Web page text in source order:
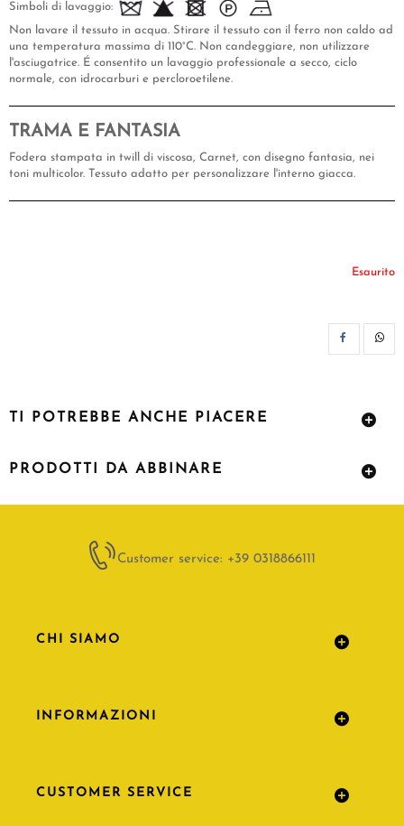
Simboli di lavaggio:
Non lavare il tessuto in acqua. Stirare il tessuto con il ferro non caldo ad
una temperatura massima di 110°C. Non candeggiare, non utilizzare
l'asciugatrice. É consentito un lavaggio professionale a secco, ciclo
normale, con idrocarburi e percloroetilene.
TRAMA E FANTASIA
Fodera stampata in twill di viscosa, Carnet, con disegno fantasia, nei
toni multicolor. Tessuto adatto per personalizzare l'interno giacca.
Esaurito
TI POTREBBE ANCHE PIACERE
PRODOTTI DA ABBINARE
Customer service: +39 0318866111
CHI SIAMO
INFORMAZIONI
CUSTOMER SERVICE